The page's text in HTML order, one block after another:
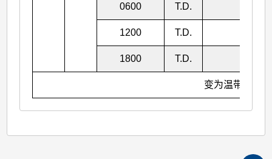
0600 T.D.
1200 T.D.
1800 T.D.
变为温带气旋